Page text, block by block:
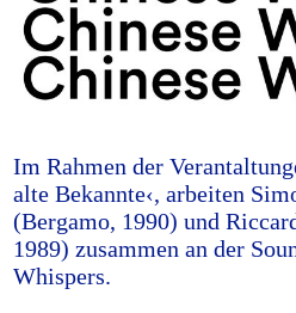
Im Rahmen der
alte Bekannte‹, arbeiten
(Bergamo, 1990) und
1989) zusammen an der
Whispers.